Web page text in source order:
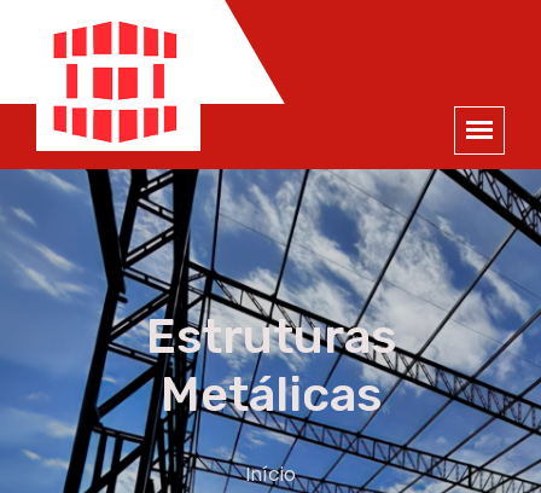
×
ORÇAMENTO
NOME *
E-MAIL *
TELEFONE *